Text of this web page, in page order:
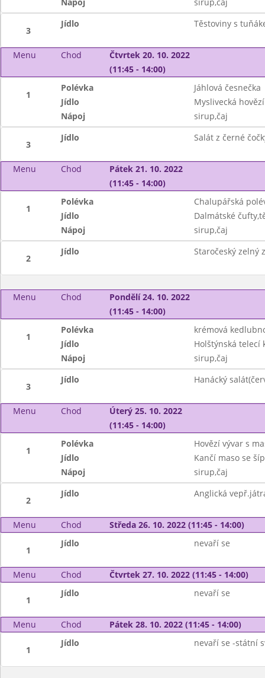
3
Jídlo Těstoviny s
Menu Chod
Čtvrtek 20. 10. 2022
(11:45 - 14:00)
1
Polévka
Jáhlová česnečka
Jídlo
Myslivecká
Nápoj
sirup,čaj
3
Jídlo Salát z černé
Menu Chod
Pátek 21. 10. 2022
(11:45 - 14:00)
1
Polévka
Chalupářská
Jídlo
Dalmátské
Nápoj
sirup,čaj
2
Jídlo Staročeský zelný
Menu Chod
Pondělí 24. 10. 2022
(11:45 - 14:00)
1
Polévka
krémová
Jídlo
Holštýnská telecí
Nápoj
sirup,čaj
3
Jídlo Hanácký
Menu Chod
Úterý 25. 10. 2022
(11:45 - 14:00)
1
Polévka
Hovězí vývar s
Jídlo
Kančí maso se
Nápoj
sirup,čaj
2
Jídlo Anglická
Menu Chod Středa 26. 10. 2022 (11:45 - 14:00)
1
Jídlo nevaří se
Menu Chod Čtvrtek 27. 10. 2022 (11:45 - 14:00)
1
Jídlo nevaří se
Menu Chod Pátek 28. 10. 2022 (11:45 - 14:00)
1
Jídlo nevaří se -státní